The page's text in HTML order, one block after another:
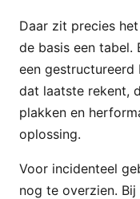
Daar zit precies
de basis een tabel.
een
dat laatste rekent,
plakken en
oplossing.
Voor incidenteel
nog te overzien.